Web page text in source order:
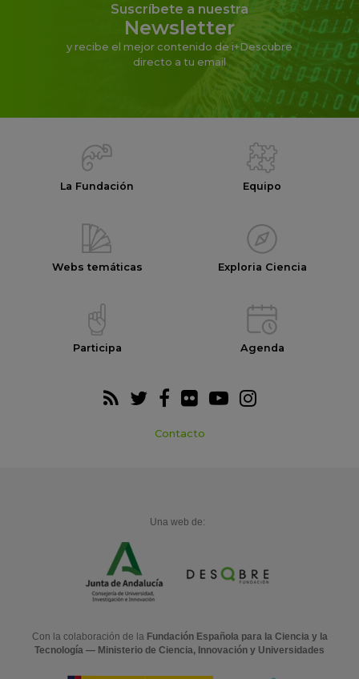
Suscríbete a nuestra
Newsletter
y recibe el mejor contenido de i+Descubre
directo a tu email
La Fundación Equipo
Webs temáticas Exploria Ciencia
Participa Agenda
Contacto
Una web de:
Con la colaboración de la Fundación Española para la Ciencia y la
Tecnología — Ministerio de Ciencia, Innovación y Universidades